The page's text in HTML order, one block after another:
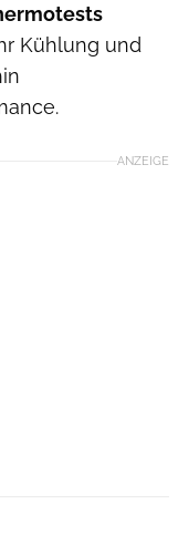
Kühlung und
ANZEIGE